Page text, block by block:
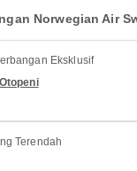
Norwegian Air
Eksklusif
Terendah